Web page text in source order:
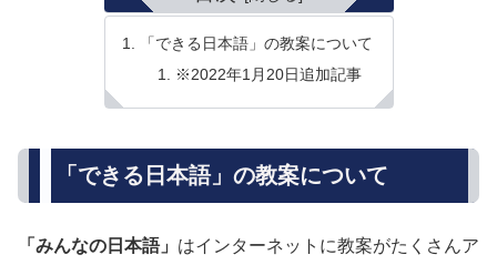
「できる日本語」の教案について
※2022年1月20日追加記事
「できる日本語」の教案について
「みんなの日本語」 はインターネットに教案がたくさんア